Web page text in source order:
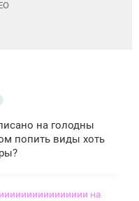
на голодны
попить виды хоть
на